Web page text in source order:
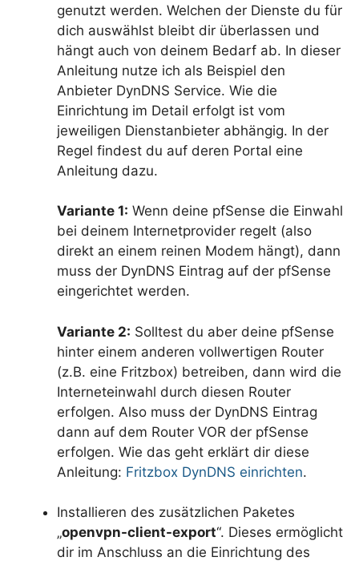
genutzt werden. Welchen der Dienste du für
dich auswählst bleibt dir überlassen und
hängt auch von deinem Bedarf ab. In dieser
Anleitung nutze ich als Beispiel den
Anbieter DynDNS Service. Wie die
Einrichtung im Detail erfolgt ist vom
jeweiligen Dienstanbieter abhängig. In der
Regel findest du auf deren Portal eine
Anleitung dazu.
Variante 1: Wenn deine pfSense die Einwahl
bei deinem Internetprovider regelt (also
direkt an einem reinen Modem hängt), dann
muss der DynDNS Eintrag auf der pfSense
eingerichtet werden.
Variante 2: Solltest du aber deine pfSense
hinter einem anderen vollwertigen Router
(z.B. eine Fritzbox) betreiben, dann wird die
Interneteinwahl durch diesen Router
erfolgen. Also muss der DynDNS Eintrag
dann auf dem Router VOR der pfSense
erfolgen. Wie das geht erklärt dir diese
Anleitung: Fritzbox DynDNS einrichten.
Installieren des zusätzlichen Paketes
„openvpn-client-export“. Dieses ermöglicht
dir im Anschluss an die Einrichtung des